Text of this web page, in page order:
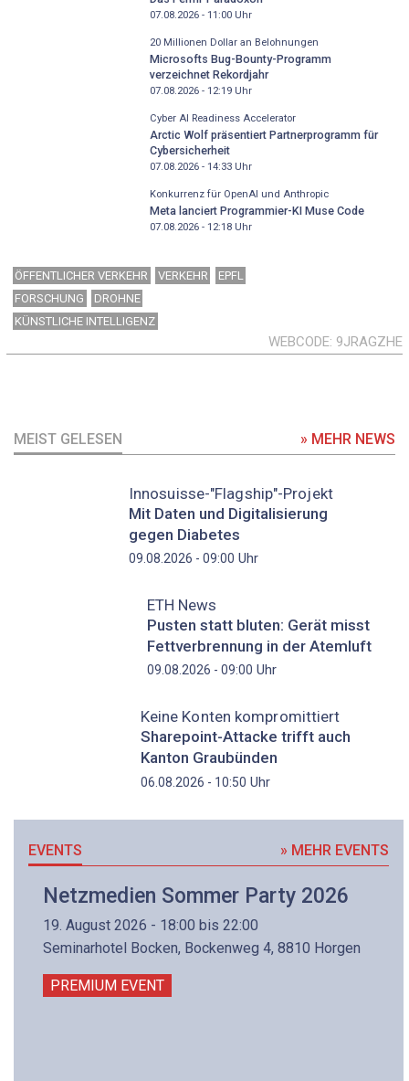
07.08.2026 - 11:00Uhr
20 Millionen Dollar an Belohnungen
Microsofts Bug-Bounty-Programm
verzeichnet Rekordjahr
07.08.2026 - 12:19Uhr
Cyber AI Readiness Accelerator
Arctic Wolf präsentiert Partnerprogramm für
Cybersicherheit
07.08.2026 - 14:33Uhr
Konkurrenz für OpenAI und Anthropic
Meta lanciert Programmier-KI Muse Code
07.08.2026 - 12:18Uhr
ÖFFENTLICHER VERKEHR VERKEHR
EPFL
FORSCHUNG
DROHNE
KÜNSTLICHE INTELLIGENZ
WEBCODE 9JRAGZHE
MEIST GELESEN » MEHR NEWS
Innosuisse-"Flagship"-Projekt
Mit Daten und Digitalisierung
gegen Diabetes
09.08.2026 - 09:00 Uhr
ETH News
Pusten statt bluten: Gerät misst
Fettverbrennung in der Atemluft
09.08.2026 - 09:00 Uhr
Keine Konten kompromittiert
Sharepoint-Attacke trifft auch
Kanton Graubünden
06.08.2026 - 10:50 Uhr
EVENTS » MEHR EVENTS
Netzmedien Sommer Party 2026
19. August 2026 - 18:00 bis 22:00
Seminarhotel Bocken, Bockenweg 4, 8810 Horgen
PREMIUM EVENT